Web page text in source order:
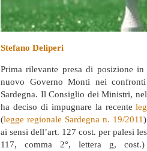
Stefano Deliperi
Prima rilevante presa di posizione
nuovo Governo Monti nei
Sardegna. Il Consiglio dei Ministri,
ha deciso di impugnare la recente
(legge regionale Sardegna n. 19/2011
ai sensi dell’art. 127 cost. per palesi
117, comma 2°, lettera g,